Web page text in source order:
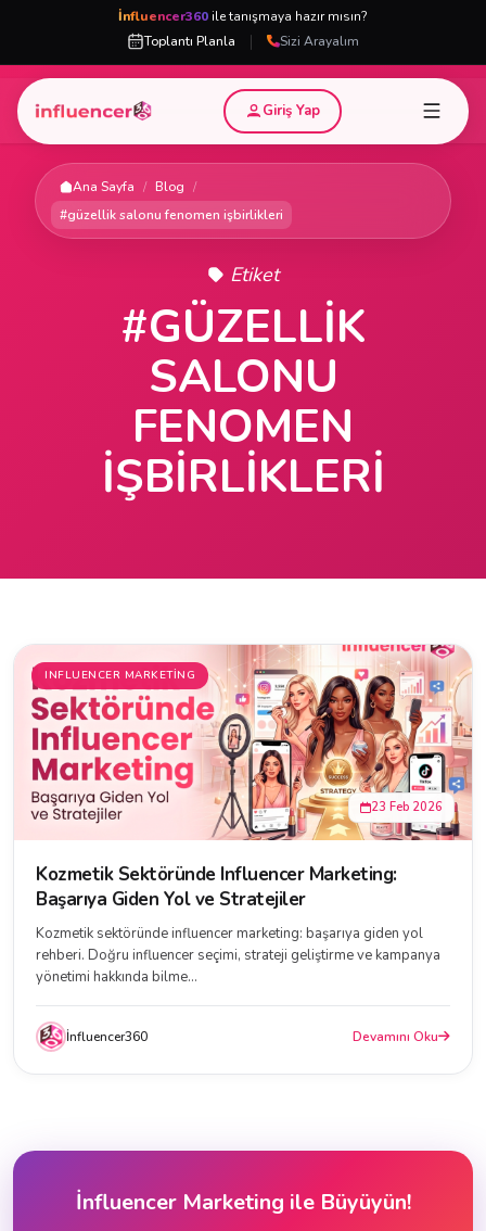
İnfluencer360 ile tanışmaya hazır mısın?
Toplantı Planla
| Sizi Arayalım
Giriş Yap
Ana Sayfa / Blog /
#güzellik salonu fenomen işbirlikleri
Etiket
#GÜZELLIK
SALONU
FENOMEN
IŞBIRLIKLERI
INFLUENCER MARKETING
23 Feb 2026
Kozmetik Sektöründe Influencer Marketing:
Başarıya Giden Yol ve Stratejiler
Kozmetik sektöründe influencer marketing: başarıya giden yol
rehberi. Doğru influencer seçimi, strateji geliştirme ve kampanya
yönetimi hakkında bilme...
İnfluencer360 Devamını Oku
İnfluencer Marketing ile Büyüyün!